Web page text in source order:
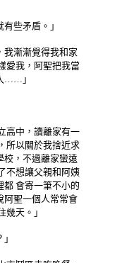
些矛盾。」
漸漸覺得我和家
愛我，阿聖把我當
……」
高中，讀離家有一
所以關於我捨近求
校，不過離家蠻遠
不想讓父親和阿姨
都 會寄一筆不小的
阿聖一個人常常會
天。」